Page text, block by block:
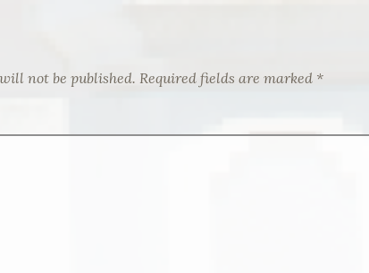
not be published. Required fields are marked *